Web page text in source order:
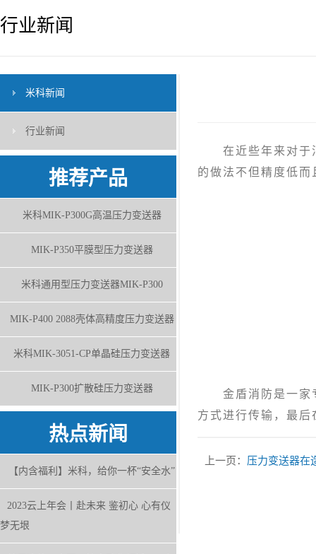
行业新闻
米科新闻
行业新闻
推荐产品
米科MIK-P300G高温压力变送器
MIK-P350平膜型压力变送器
米科通用型压力变送器MIK-P300
MIK-P400 2088壳体高精度压力变送器
米科MIK-3051-CP单晶硅压力变送器
MIK-P300扩散硅压力变送器
热点新闻
【内含福利】米科，给你一杯“安全水”
2023云上年会丨赴未来 鉴初心 心有仪
梦无垠
在近些年来对于消
的做法不但精度低
金盾消防是一家专
方式进行传输，最
上一页： 压力变送器在